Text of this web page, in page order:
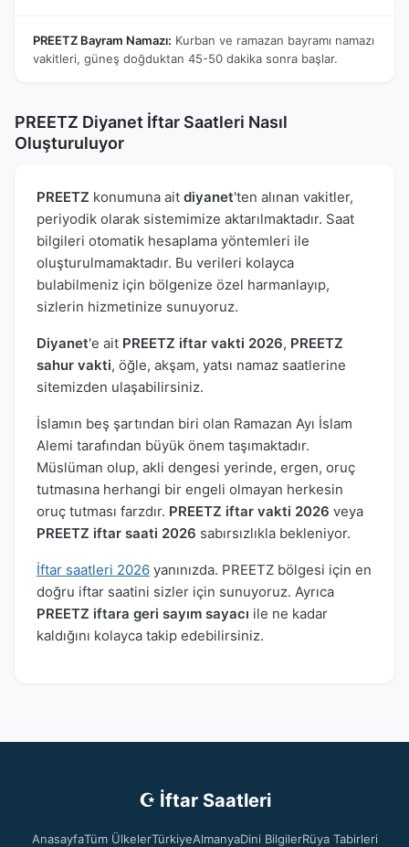
PREETZ Bayram Namazı: Kurban ve ramazan bayramı namazı
vakitleri, güneş doğduktan 45-50 dakika sonra başlar.
PREETZ Diyanet İftar Saatleri Nasıl
Oluşturuluyor
PREETZ konumuna ait diyanet'ten alınan vakitler,
periyodik olarak sistemimize aktarılmaktadır. Saat
bilgileri otomatik hesaplama yöntemleri ile
oluşturulmamaktadır. Bu verileri kolayca
bulabilmeniz için bölgenize özel harmanlayıp,
sizlerin hizmetinize sunuyoruz.
Diyanet'e ait PREETZ iftar vakti 2026, PREETZ
sahur vakti, öğle, akşam, yatsı namaz saatlerine
sitemizden ulaşabilirsiniz.
İslamın beş şartından biri olan Ramazan Ayı İslam
Alemi tarafından büyük önem taşımaktadır.
Müslüman olup, akli dengesi yerinde, ergen, oruç
tutmasına herhangi bir engeli olmayan herkesin
oruç tutması farzdır. PREETZ iftar vakti 2026 veya
PREETZ iftar saati 2026 sabırsızlıkla bekleniyor.
İftar saatleri 2026 yanınızda. PREETZ bölgesi için en
doğru iftar saatini sizler için sunuyoruz. Ayrıca
PREETZ iftara geri sayım sayacı ile ne kadar
kaldığını kolayca takip edebilirsiniz.
☪ İftar Saatleri
AnasayfaTüm ÜlkelerTürkiyeAlmanyaDini BilgilerRüya Tabirleri